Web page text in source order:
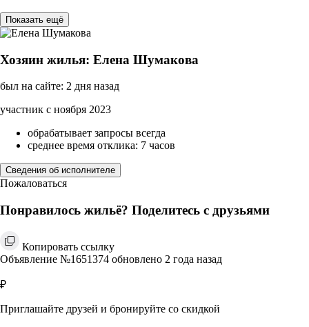
Показать ещё
Хозяин жилья: Елена Шумакова
был на сайте: 2 дня назад
участник с ноября 2023
обрабатывает запросы всегда
среднее время отклика: 7 часов
Сведения об исполнителе
Пожаловаться
Понравилось жильё? Поделитесь с друзьями
Копировать ссылку
Объявление №1651374 обновлено 2 года назад
₽
Приглашайте друзей и бронируйте со скидкой